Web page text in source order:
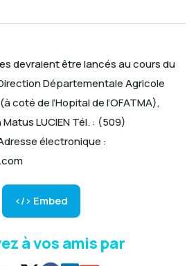
devraient être lancés au cours du
Départementale Agricole
coté de l’Hopital de l’OFATMA),
LUCIEN Tél. : (509)
électronique :
</> Embed
à vos amis par